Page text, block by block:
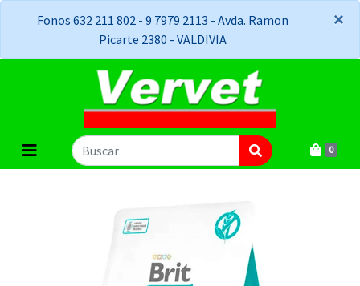
Fonos 632 211 802 - 9 7979 2113 - Avda. Ramon
Picarte 2380 - VALDIVIA
×
×
0